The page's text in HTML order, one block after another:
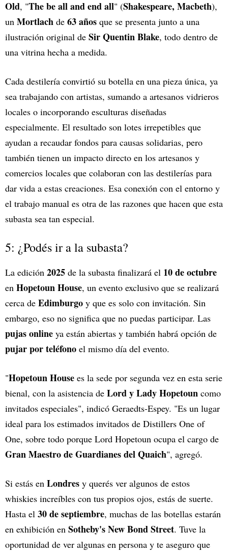
Old, "The be all and end all" (Shakespeare, Macbeth),
un Mortlach de 63 años que se presenta junto a una
ilustración original de Sir Quentin Blake, todo dentro de
una vitrina hecha a medida.
Cada destilería convirtió su botella en una pieza única, ya
sea trabajando con artistas, sumando a artesanos vidrieros
locales o incorporando esculturas diseñadas
especialmente. El resultado son lotes irrepetibles que
ayudan a recaudar fondos para causas solidarias, pero
también tienen un impacto directo en los artesanos y
comercios locales que colaboran con las destilerías para
dar vida a estas creaciones. Esa conexión con el entorno y
el trabajo manual es otra de las razones que hacen que esta
subasta sea tan especial.
5: ¿Podés ir a la subasta?
La edición 2025 de la subasta finalizará el 10 de octubre
en Hopetoun House, un evento exclusivo que se realizará
cerca de Edimburgo y que es solo con invitación. Sin
embargo, eso no significa que no puedas participar. Las
pujas online ya están abiertas y también habrá opción de
pujar por teléfono el mismo día del evento.
"Hopetoun House es la sede por segunda vez en esta serie
bienal, con la asistencia de Lord y Lady Hopetoun como
invitados especiales", indicó Geraedts-Espey. "Es un lugar
ideal para los estimados invitados de Distillers One of
One, sobre todo porque Lord Hopetoun ocupa el cargo de
Gran Maestro de Guardianes del Quaich", agregó.
Si estás en Londres y querés ver algunos de estos
whiskies increíbles con tus propios ojos, estás de suerte.
Hasta el 30 de septiembre, muchas de las botellas estarán
en exhibición en Sotheby's New Bond Street. Tuve la
oportunidad de ver algunas en persona y te aseguro que